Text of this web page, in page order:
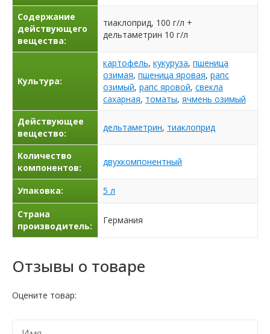
Содержание
действующего
вещества:
тиаклоприд, 100 г/л +
дельтаметрин 10 г/л
Культура:
картофель, кукуруза, пшеница
озимая, пшеница яровая, рапс
озимый, рапс яровой, свекла
сахарная, томаты, ячмень озимый
Действующее
вещество:
дельтаметрин, тиаклоприд
Количество
компонентов:
двухкомпонентный
Упаковка: 5 л
Страна
производитель:
Германия
Отзывы о товаре
Оцените товар: